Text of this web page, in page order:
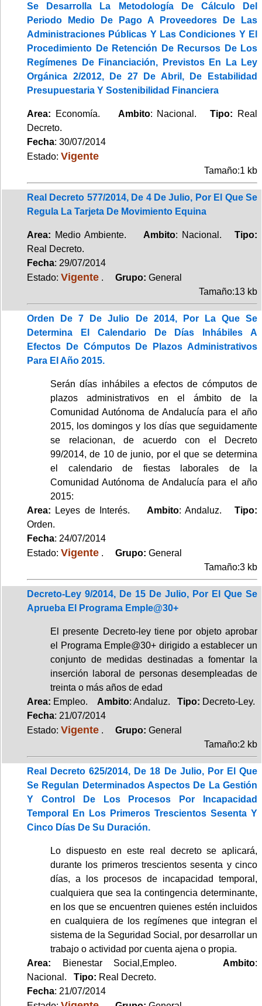
Se Desarrolla La Metodología De Cálculo Del
Periodo Medio De Pago A Proveedores De Las
Administraciones Públicas Y Las Condiciones Y El
Procedimiento De Retención De Recursos De Los
Regímenes De Financiación, Previstos En La Ley
Orgánica 2/2012, De 27 De Abril, De Estabilidad
Presupuestaria Y Sostenibilidad Financiera
Area: Economía. Ambito: Nacional.Tipo:
Real
Decreto.
Fecha: 30/07/2014
Estado: Vigente
Tamaño:1 kb
Real Decreto 577/2014, De 4 De Julio, Por El Que Se
Regula La Tarjeta De Movimiento Equina
Area: Medio Ambiente. Ambito: Nacional.Tipo:
Real Decreto.
Fecha: 29/07/2014
Estado: Vigente . Grupo: General
Tamaño:13 kb
Orden De 7 De Julio De 2014, Por La Que Se
Determina El Calendario De Días Inhábiles A
Efectos De Cómputos De Plazos Administrativos
Para El Año 2015.
Serán días inhábiles a efectos de cómputos de
plazos administrativos en el ámbito de la
Comunidad Autónoma de Andalucía para el año
2015, los domingos y los días que seguidamente
se relacionan, de acuerdo con el Decreto
99/2014, de 10 de junio, por el que se determina
el calendario de fiestas laborales de la
Comunidad Autónoma de Andalucía para el año
2015:
Area: Leyes de Interés. Ambito: Andaluz.Tipo:
Orden.
Fecha: 24/07/2014
Estado: Vigente . Grupo: General
Tamaño:3 kb
Decreto-Ley 9/2014, De 15 De Julio, Por El Que Se
Aprueba El Programa Emple@30+
El presente Decreto-ley tiene por objeto aprobar
el Programa Emple@30+ dirigido a establecer un
conjunto de medidas destinadas a fomentar la
inserción laboral de personas desempleadas de
treinta o más años de edad
Area: Empleo. Ambito: Andaluz. Tipo: Decreto-Ley.
Fecha: 21/07/2014
Estado: Vigente . Grupo: General
Tamaño:2 kb
Real Decreto 625/2014, De 18 De Julio, Por El Que
Se Regulan Determinados Aspectos De La Gestión
Y Control De Los Procesos Por Incapacidad
Temporal En Los Primeros Trescientos Sesenta Y
Cinco Días De Su Duración.
Lo dispuesto en este real decreto se aplicará,
durante los primeros trescientos sesenta y cinco
días, a los procesos de incapacidad temporal,
cualquiera que sea la contingencia determinante,
en los que se encuentren quienes estén incluidos
en cualquiera de los regímenes que integran el
sistema de la Seguridad Social, por desarrollar un
trabajo o actividad por cuenta ajena o propia.
Area: Bienestar Social,Empleo. Ambito:
Nacional. Tipo: Real Decreto.
Fecha: 21/07/2014